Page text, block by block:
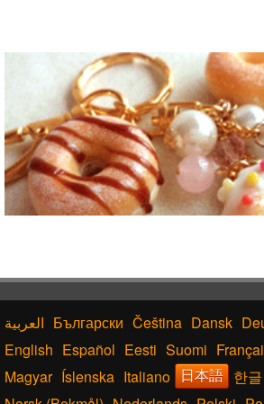
Български Čeština Dansk
English Español Eesti Suomi
Magyar Íslenska Italiano 日本語 한글